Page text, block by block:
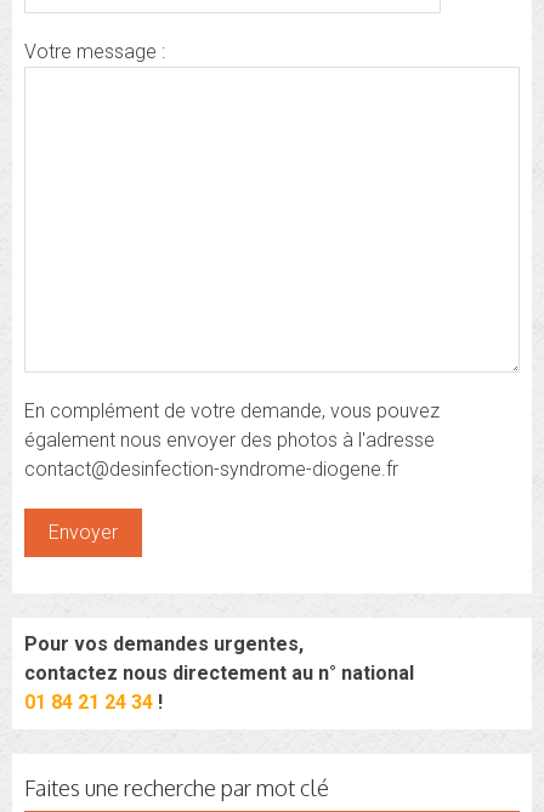
Votre message :
En complément de votre demande, vous pouvez
également nous envoyer des photos à l'adresse
contact@desinfection-syndrome-diogene.fr
Pour vos demandes urgentes,
contactez nous directement au n° national
01 84 21 24 34 !
Faites une recherche par mot clé